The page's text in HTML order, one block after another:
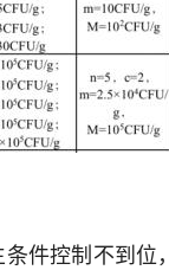
件控制不到位